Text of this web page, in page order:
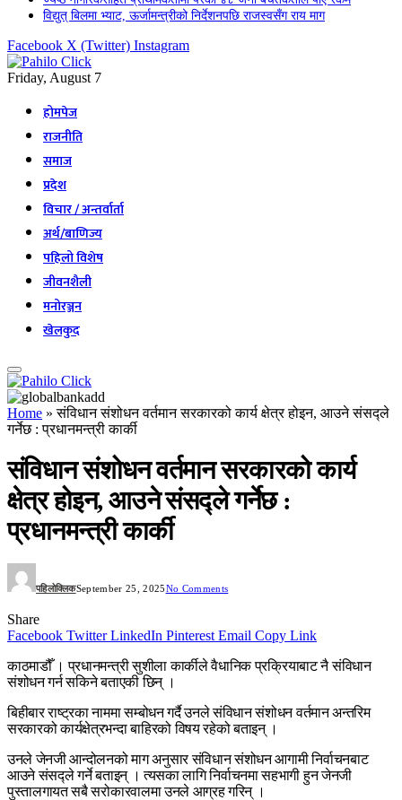
विद्युत् बिलमा भ्याट, ऊर्जामन्त्रीको निर्देशनपछि राजस्वसँग राय माग
Facebook X (Twitter) Instagram
Friday, August 7
होमपेज
राजनीति
समाज
प्रदेश
विचार / अन्तर्वार्ता
अर्थ/बाणिज्य
पहिलो विशेष
जीवनशैली
मनोरञ्जन
खेलकुद
Home »संविधान संशोधन वर्तमान सरकारको कार्य क्षेत्र होइन, आउने संसद्ले
गर्नेछ : प्रधानमन्त्री कार्की
संविधान संशोधन वर्तमान सरकारको कार्य
क्षेत्र होइन, आउने संसद्ले गर्नेछ :
प्रधानमन्त्री कार्की
पहिलोक्लिकSeptember 25, 2025No Comments
Share
Facebook Twitter LinkedIn Pinterest Email Copy Link
काठमाडौँ । प्रधानमन्त्री सुशीला कार्कीले वैधानिक प्रक्रियाबाट नै संविधान
संशोधन गर्न सकिने बताएकी छिन् ।
बिहीबार राष्ट्रका नाममा सम्बोधन गर्दै उनले संविधान संशोधन वर्तमान अन्तरिम
सरकारको कार्यक्षेत्रभन्दा बाहिरको विषय रहेको बताइन् ।
उनले जेनजी आन्दोलनको माग अनुसार संविधान संशोधन आगामी निर्वाचनबाट
आउने संसद्ले गर्ने बताइन् । त्यसका लागि निर्वाचनमा सहभागी हुन जेनजी
पुस्तालगायत सबै सरोकारवालमा उनले आग्रह गरिन् ।